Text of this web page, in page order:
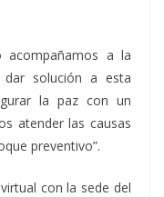
acompañamos a la
dar solución a esta
la paz con un
atender las causas
preventivo”.
con la sede del